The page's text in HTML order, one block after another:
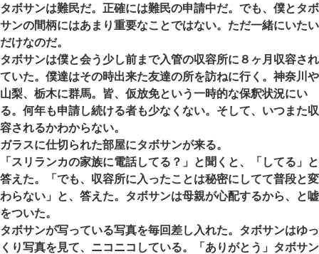
タボサンは難民だ。正確には難民の申請中だ。でも、僕とタボ
サンの間柄にはあまり重要なことではない。ただ一緒にいたい
だけなのだ。
タボサンは僕と会う少し前まで入管の収容所に８ヶ月収容され
ていた。僕達はその時出来た友達の所を訪ねに行く。神奈川や
山梨、栃木に群馬。皆、仮放免という一時的な保釈状況にい
る。何年も申請し続ける者も少なくない。そして、いつまた収
容されるかわからない。
ガラスに仕切られた部屋にタボサンが来る。
「スリランカの家族に電話してる？」と聞くと、「してる」と
答えた。「でも、収容所に入ったことは秘密にしてて普段と変
わらない」と、答えた。タボサンは母親が心配するから、と嘘
をついた。
タボサンが写っている写真を毎回差し入れた。タボサンはゆっ
くり写真を見て、ニコニコしている。「ありがとう」タボサン